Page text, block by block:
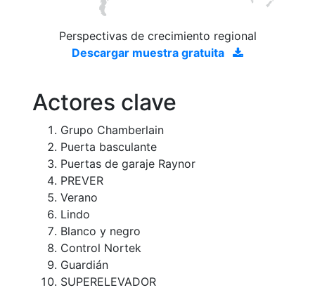
Perspectivas de crecimiento regional
Descargar muestra gratuita
Actores clave
Grupo Chamberlain
Puerta basculante
Puertas de garaje Raynor
PREVER
Verano
Lindo
Blanco y negro
Control Nortek
Guardián
SUPERELEVADOR